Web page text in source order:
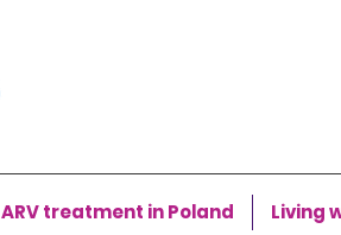
ARV treatment in Poland Living